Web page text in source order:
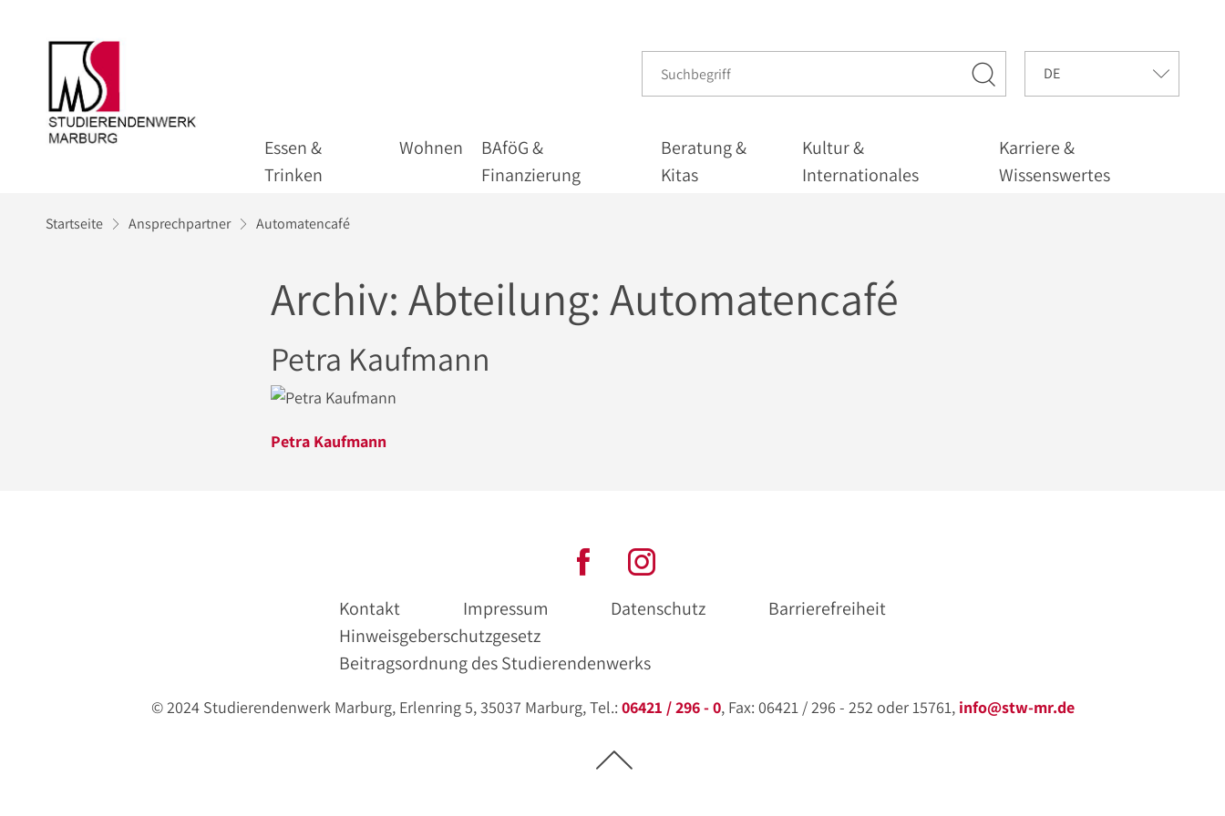
Essen &
Trinken
Wohnen
BAföG &
Finanzierung
Beratung &
Kitas
Kultur &
Internationales
Karriere &
Wissenswertes
Startseite Ansprechpartner Automatencafé
Archiv: Abteilung: Automatencafé
Petra Kaufmann
Petra Kaufmann
Kontakt Impressum Datenschutz
Barrierefreiheit
Hinweisgeberschutzgesetz
Beitragsordnung des Studierendenwerks
© 2024 Studierendenwerk Marburg, Erlenring 5, 35037 Marburg, Tel.: 06421 / 296 - 0, Fax: 06421 / 296 - 252 oder 15761, info@stw-mr.de